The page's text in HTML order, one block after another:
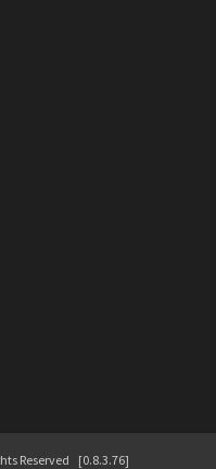
Reserved [0.8.3.76]